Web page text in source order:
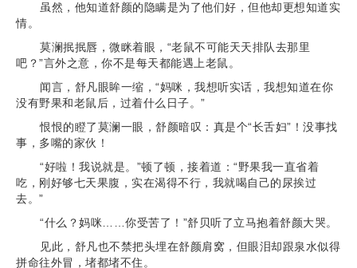
虽然，他知道舒颜的隐瞒是为了他们好，但他却更想知道实
情。
莫澜抿抿唇，微眯着眼，“老鼠不可能天天排队去那里
吧？”言外之意，你不是每天都能遇上老鼠。
闻言，舒凡眼眸一缩，“妈咪，我想听实话，我想知道在你
没有野果和老鼠后，过着什么日子。”
恨恨的瞪了莫澜一眼，舒颜暗叹：真是个“长舌妇”！没事找
事，多嘴的家伙！
“好啦！我说就是。”顿了顿，接着道：“野果我一直省着
吃，刚好够七天果腹，实在渴得不行，我就喝自己的尿挨过
去。”
“什么？妈咪……你受苦了！”舒贝听了立马抱着舒颜大哭。
见此，舒凡也不禁把头埋在舒颜肩窝，但眼泪却跟泉水似得
拼命往外冒，堵都堵不住。